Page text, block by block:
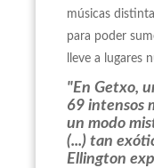
músicas
para poder
lleve a lugares
"En Getxo,
69 intensos
un modo
(...) tan
Ellington